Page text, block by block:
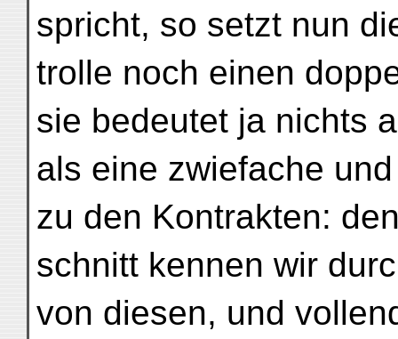
spricht, so setzt nun
trolle noch einen
sie bedeutet ja nichts
als eine zwiefache
zu den Kontrakten:
schnitt kennen wir
von diesen, und